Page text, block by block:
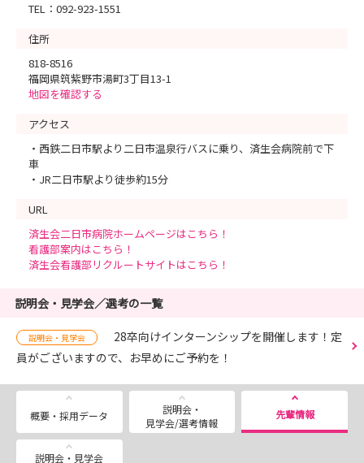
TEL：092-923-1551
住所
818-8516
福岡県筑紫野市湯町3丁目13-1
地図を確認する
アクセス
・西鉄二日市駅より二日市温泉行バスに乗り、済生会病院前で下
車
・JR二日市駅より徒歩約15分
URL
済生会二日市病院ホームページはこちら！
看護部案内はこちら！
済生会看護部リクルートサイトはこちら！
説明会・見学会／選考の一覧
説明会・見学会
28卒向けインターンシップを開催します！定
員がございますので、お早めにご予約を！
概要・採用データ
説明会・
見学会/選考情報
先輩情報
説明会・見学会